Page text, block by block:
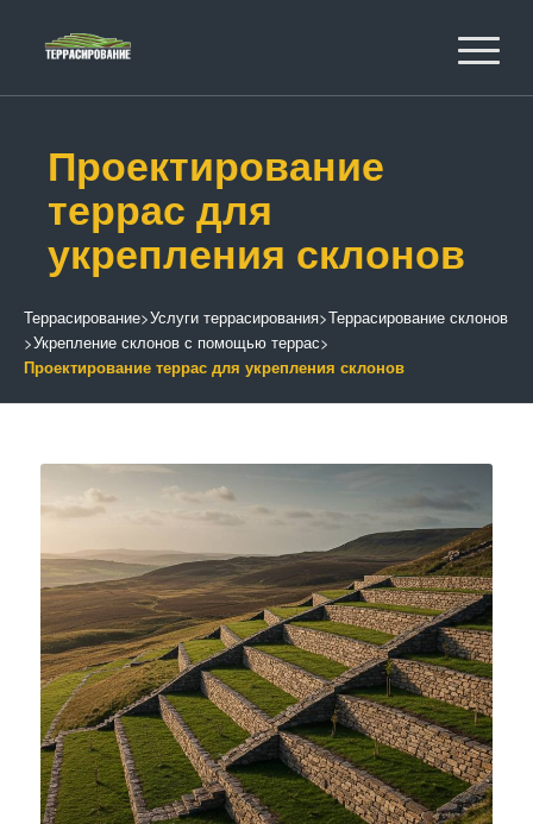
Проектирование
террас для
укрепления склонов
Террасирование>Услуги террасирования>Террасирование склонов
>Укрепление склонов с помощью террас>
Проектирование террас для укрепления склонов